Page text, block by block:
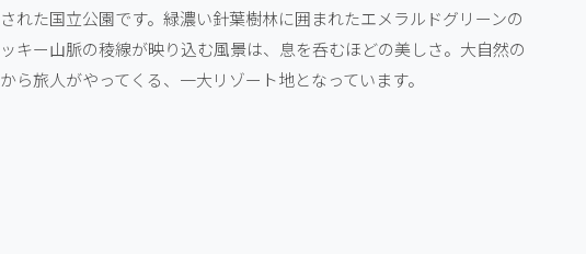
れた国立公園です。緑濃い針葉樹林に囲まれたエメラルドグリーンの
キー山脈の稜線が映り込む風景は、息を呑むほどの美しさ。大自然の
ら旅人がやってくる、一大リゾート地となっています。